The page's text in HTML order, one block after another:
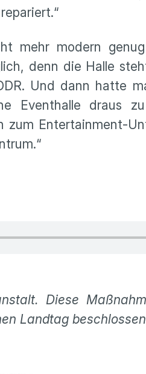
mehr modern
denn die Halle
Und dann hatte
Eventhalle draus
Entertainment-
Diese
Landtag